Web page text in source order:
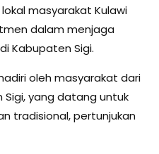
masyarakat Kulawi
dalam menjaga
Kabupaten Sigi.
oleh masyarakat dari
yang datang untuk
tradisional, pertunjukan